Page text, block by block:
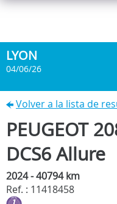
LYON
04/06/26
Volver a la lista de
PEUGEOT
DCS6 Allure
2024 - 40794 km
Ref. : 11418458